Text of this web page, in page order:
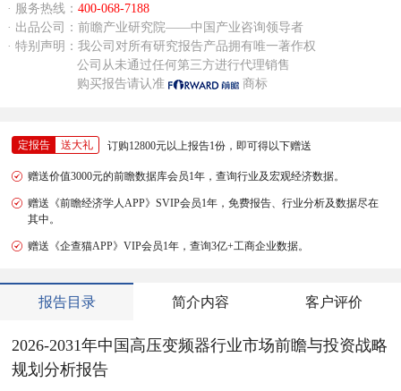
· 服务热线： 400-068-7188
· 出品公司：前瞻产业研究院——中国产业咨询领导者
· 特别声明：我公司对所有研究报告产品拥有唯一著作权
公司从未通过任何第三方进行代理销售
购买报告请认准
商标
定报告 送大礼 订购12800元以上报告1份，即可得以下赠送
赠送价值3000元的前瞻数据库会员1年，查询行业及宏观经济数据。
赠送《前瞻经济学人APP》SVIP会员1年，免费报告、行业分析及数据尽在
其中。
赠送《企查猫APP》VIP会员1年，查询3亿+工商企业数据。
报告目录 简介内容 客户评价
2026-2031年中国高压变频器行业市场前瞻与投资战略
规划分析报告